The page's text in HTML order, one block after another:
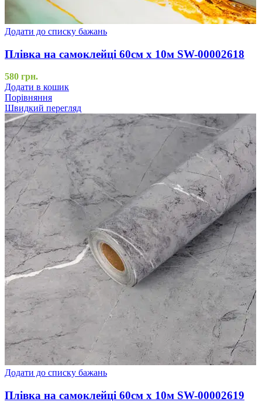
Додати до списку бажань
Плівка на самоклейці 60см х 10м SW-00002618
580 грн.
Додати в кошик
Порівняння
Швидкий перегляд
Додати до списку бажань
Плівка на самоклейці 60см х 10м SW-00002619